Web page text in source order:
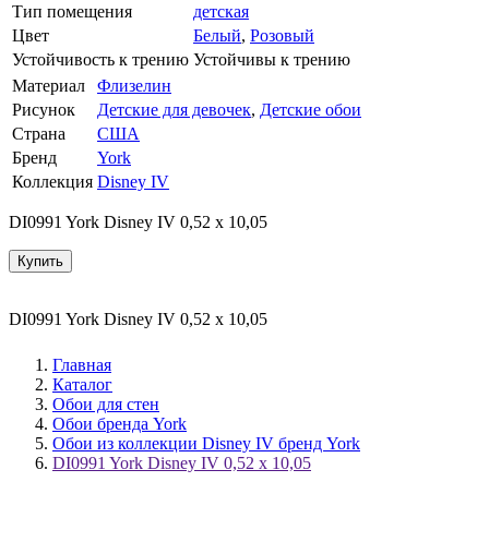
Тип помещения
детская
Цвет
Белый, Розовый
Устойчивость к трению Устойчивы к трению
Материал
Флизелин
Рисунок
Детские для девочек, Детские обои
Страна
США
Бренд
York
Коллекция Disney IV
DI0991 York Disney IV 0,52 x 10,05
Купить
DI0991 York Disney IV 0,52 x 10,05
Главная
Каталог
Обои для стен
Обои бренда York
Обои из коллекции Disney IV бренд York
DI0991 York Disney IV 0,52 x 10,05